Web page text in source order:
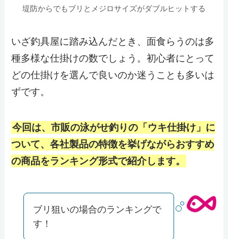
堤防からでもブリとメジロサイズがダブルヒットする
いざ釣具屋に踏み込んだとき、面食らうのは多
種多様な仕掛けの数でしょう。初心者にとって
どの仕掛けを選んで良いのか迷うことも多いは
ずです。
今回は、市販の泳がせ釣りの「ウキ仕掛け」に
ついて、各社製品の特徴を挙げながらおすすめ
の商品をランキング形式で紹介します。
ブリ狙いの場合のランキングで
す！